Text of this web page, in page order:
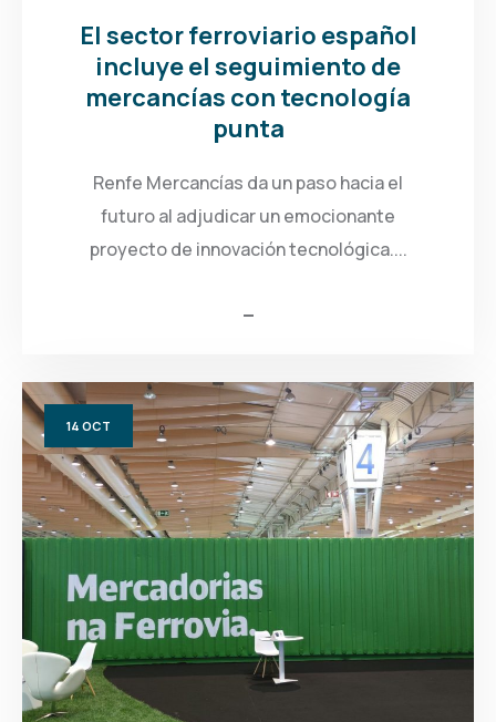
El sector ferroviario español
incluye el seguimiento de
mercancías con tecnología
punta
Renfe Mercancías da un paso hacia el
futuro al adjudicar un emocionante
proyecto de innovación tecnológica....
14 OCT